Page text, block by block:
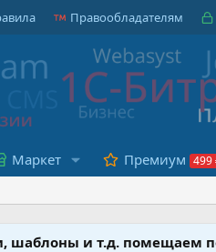
Правообладателям
Маркет Премиум
шаблоны и т.д. помещаем